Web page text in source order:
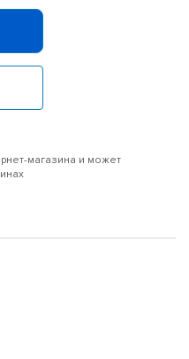
магазина и может